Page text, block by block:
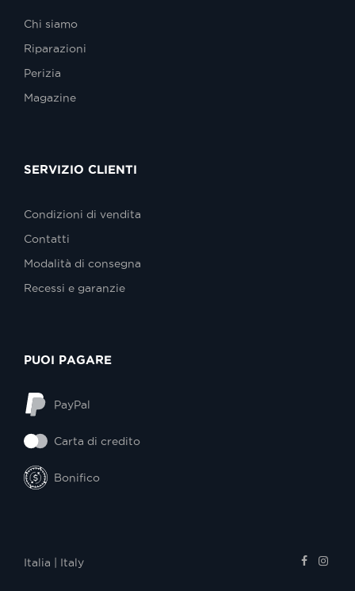
Chi siamo
Riparazioni
Perizia
Magazine
SERVIZIO CLIENTI
Condizioni di vendita
Contatti
Modalità di consegna
Recessi e garanzie
PUOI PAGARE
PayPal
Carta di credito
Bonifico
Italia | Italy